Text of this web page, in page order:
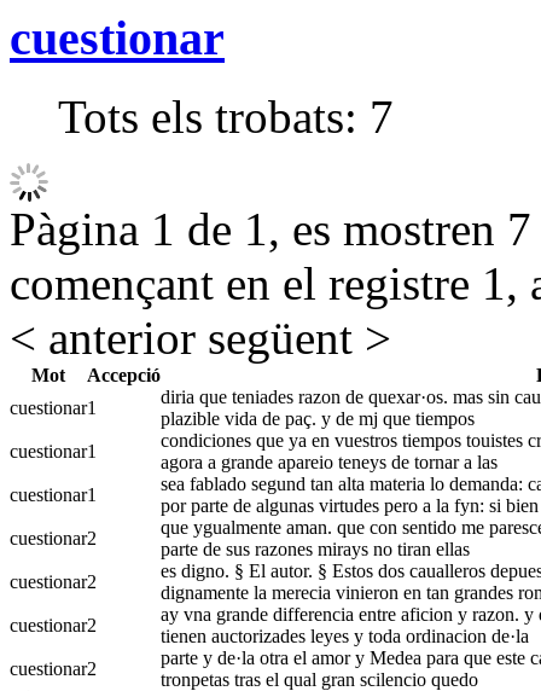
cuestionar
Tots els trobats: 7
Pàgina 1 de 1, es mostren
començant en el registre 1,
< anterior següent >
Mot Accepció
cuestionar1
diria que teniades razon de quexar·os. mas sin
plazible vida de paç. y de mj que tiempos
cuestionar1
condiciones que ya en vuestros tiempos touistes
agora a grande apareio teneys de tornar a las
cuestionar1
sea fablado segund tan alta materia lo demanda:
por parte de algunas virtudes pero a la fyn: si bien
cuestionar2
que ygualmente aman. que con sentido me
parte de sus razones mirays no tiran ellas
cuestionar2
es digno. § El autor. § Estos dos caualleros
dignamente la merecia vinieron en tan grandes
cuestionar2
ay vna grande differencia entre aficion y razon.
tienen auctorizades leyes y toda ordinacion de·la
cuestionar2
parte y de·la otra el amor y Medea para que este
tronpetas tras el qual gran scilencio quedo